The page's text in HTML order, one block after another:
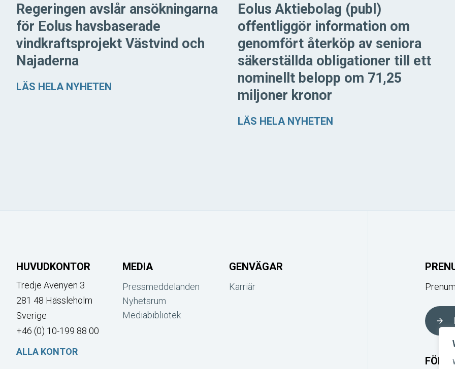
Regeringen avslår ansökningarna
för Eolus havsbaserade
vindkraftsprojekt Västvind och
Najaderna
LÄS HELA NYHETEN
Eolus Aktiebolag (publ)
offentliggör information om
genomfört återköp av seniora
säkerställda obligationer till ett
nominellt belopp om 71,25
miljoner kronor
LÄS HELA NYHETEN
HUVUDKONTOR
Tredje Avenyen 3
281 48 Hässleholm
Sverige
+46 (0) 10-199 88 00
ALLA KONTOR
MEDIA
Pressmeddelanden
Nyhetsrum
Mediabibliotek
GENVÄGAR
Karriär
FÖLJ